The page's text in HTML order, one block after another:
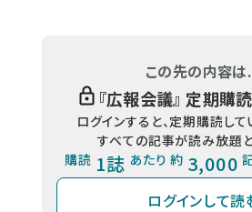
この先の内容
『広報会議』 定期購
ログインすると、定期購読して
すべての記事が読み放題と
購読 1誌 あたり 約 3,000
ログインして読